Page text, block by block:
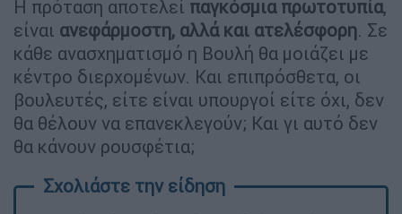
Η πρόταση αποτελεί παγκόσμια πρωτοτυπία,
είναι ανεφάρμοστη, αλλά και ατελέσφορη. Σε
κάθε ανασχηματισμό η Βουλή θα μοιάζει με
κέντρο διερχομένων. Και επιπρόσθετα, οι
βουλευτές, είτε είναι υπουργοί είτε όχι, δεν
θα θέλουν να επανεκλεγούν; Και γι αυτό δεν
θα κάνουν ρουσφέτια;